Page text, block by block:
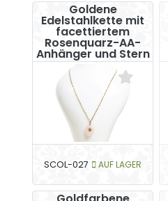
Goldene
Edelstahlkette mit
facettiertem
Rosenquarz-AA-
Anhänger und Stern
SCOL-027 AUF LAGER